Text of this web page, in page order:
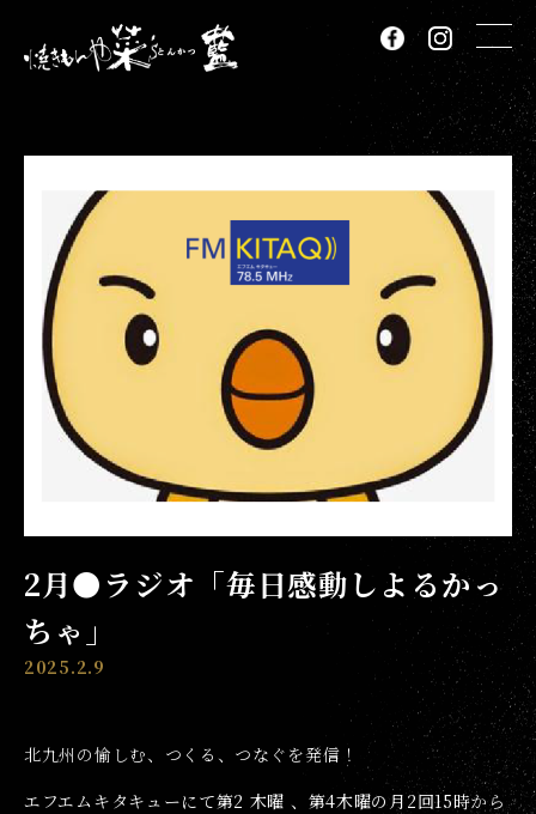
2月●ラジオ「毎日感動しよるかっ
ちゃ」
2025.2.9
北九州の愉しむ、つくる、つなぐを発信！
エフエムキタキューにて第2 木曜 、第4木曜の月2回15時から